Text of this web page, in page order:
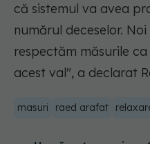
că sistemul va avea
numărul deceselor.
respectăm măsurile
acest val", a declarat
masuri raed arafat